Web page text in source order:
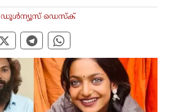
ഡൂള്‍ന്യൂസ് ഡെസ്‌ക്